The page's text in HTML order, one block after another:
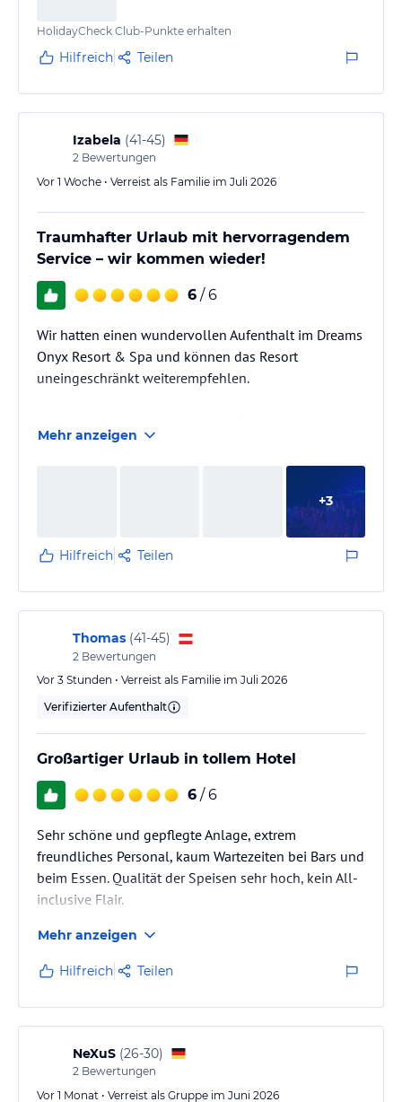
HolidayCheck Club-Punkte erhalten
Hilfreich Teilen
Izabela (41-45)
2 Bewertungen
Vor 1 Woche • Verreist als Familie im Juli 2026
Traumhafter Urlaub mit hervorragendem
Service – wir kommen wieder!
6 / 6
Wir hatten einen wundervollen Aufenthalt im Dreams
Onyx Resort & Spa und können das Resort
uneingeschränkt weiterempfehlen.
untergebracht und haben diese sehr genossen. Der
direkte Zugang zum Pool hat unseren Urlaub zu
Ein ganz besonderes Dankeschön geht an den Front
Desk Manager Alexis. Er spricht unter anderem
Professionalität und Hilfsbereitschaft beeindruckt. Er
hatte jederzeit ein…
Mehr anzeigen
+3
Hilfreich Teilen
Thomas (41-45)
2 Bewertungen
Vor 3 Stunden • Verreist als Familie im Juli 2026
Verifizierter Aufenthalt
Großartiger Urlaub in tollem Hotel
6 / 6
Sehr schöne und gepflegte Anlage, extrem
freundliches Personal, kaum Wartezeiten bei Bars und
beim Essen. Qualität der Speisen sehr hoch, kein All-
inclusive Flair.
Mehr anzeigen
Hilfreich Teilen
NeXuS (26-30)
2 Bewertungen
Vor 1 Monat • Verreist als Gruppe im Juni 2026